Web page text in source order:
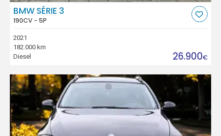
BMW SÉRIE 3
190CV - 5P
2021
182.000 km
Diesel
26.900€